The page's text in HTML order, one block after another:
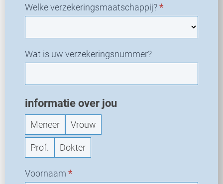
z
o
k
Welke verzekeringsmaatschappij?*
Wat is uw verzekeringsnummer?
informatie over jou
Meneer Vrouw
Prof. Dokter
Voornaam *